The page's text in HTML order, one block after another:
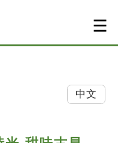
中文